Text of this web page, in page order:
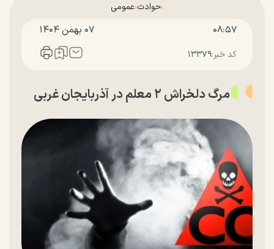
حوادث عمومی
۰۸:۵۷ ۰۷ بهمن ۱۴۰۴
کد خبر:۱۳۳۷۹
مرگ دلخراش ۲ معلم در آذربایجان غربی